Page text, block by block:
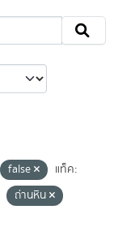
false
แท็ค:
ถ่านหิน